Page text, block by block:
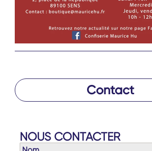
Contact
NOUS CONTACTER